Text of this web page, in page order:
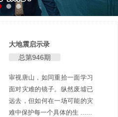
大地震启示录
总第946期
审视唐山，如同重拾一面学习
面对灾难的镜子。纵然废墟已
远去，但如何在一场可能的灾
难中保护每一个具体的生 ......